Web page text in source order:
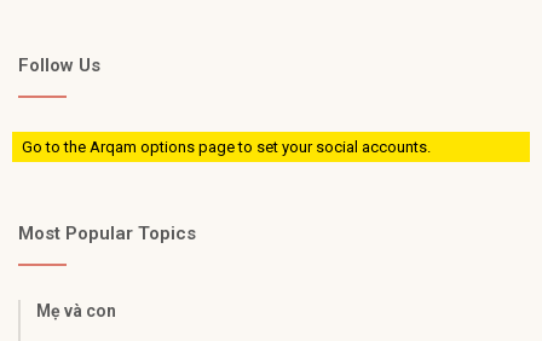
Follow Us
Go to the Arqam options page to set your social accounts.
Most Popular Topics
Mẹ và con